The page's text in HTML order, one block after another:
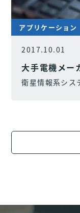
アプリケーション
2017.10.01
大手電機メー
衛星情報系シス